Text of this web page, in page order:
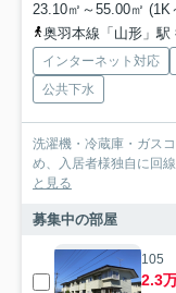
23.10㎡～55.00㎡
奥羽本線「山形」駅
インターネット対応
公共下水
洗濯機・冷蔵庫・ガス
め、入居者様独自に回
と見る
募集中の部屋
105
2.3